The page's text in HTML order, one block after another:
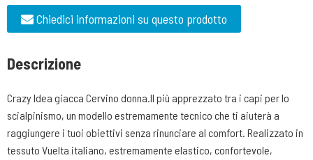
Chiedici informazioni su questo prodotto
Descrizione
Crazy Idea giacca Cervino donna.Il più apprezzato tra i capi per lo
scialpinismo, un modello estremamente tecnico che ti aiuterà a
raggiungere i tuoi obiettivi senza rinunciare al comfort. Realizzato in
tessuto Vuelta italiano, estremamente elastico, confortevole,